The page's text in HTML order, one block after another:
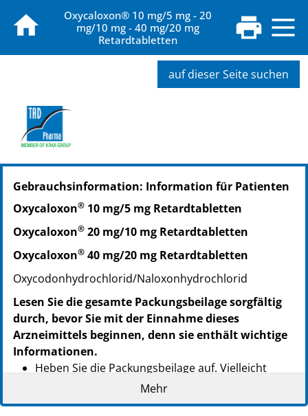
Oxycaloxon® 10 mg/5 mg - 20
mg/10 mg - 40 mg/20 mg
Retardtabletten
auf dieser Seite suchen
PZN: 12955980
PPN: 111295598034
PZN: 12955997
PPN: 111295599724
PZN: 12956011
PPN: 111295601196
Gebrauchsinformation: Information für Patienten
Oxycaloxon® 10 mg/5 mg Retardtabletten
Oxycaloxon® 20 mg/10 mg Retardtabletten
Oxycaloxon® 40 mg/20 mg Retardtabletten
Oxycodonhydrochlorid/Naloxonhydrochlorid
Lesen Sie die gesamte Packungsbeilage sorgfältig
durch, bevor Sie mit der Einnahme dieses
Arzneimittels beginnen, denn sie enthält wichtige
Informationen.
Heben Sie die Packungsbeilage auf. Vielleicht
möchten Sie diese später nochmals lesen.
Wenn Sie weitere Fragen haben, wenden Sie sich
Mehr